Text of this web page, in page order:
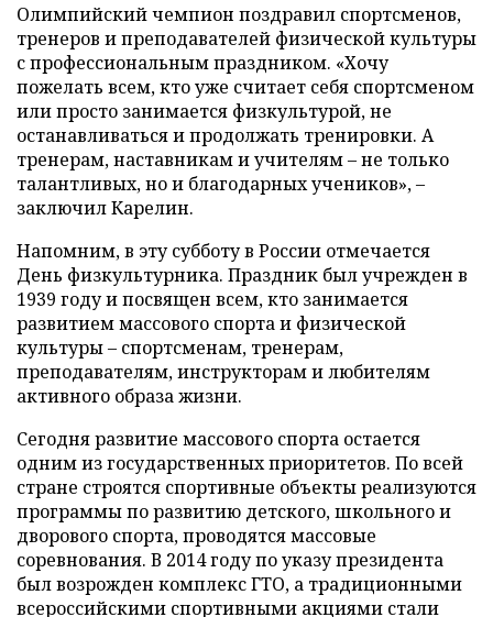
Олимпийский чемпион поздравил спортсменов,
тренеров и преподавателей физической культуры
с профессиональным праздником. «Хочу
пожелать всем, кто уже считает себя спортсменом
или просто занимается физкультурой, не
останавливаться и продолжать тренировки. А
тренерам, наставникам и учителям – не только
талантливых, но и благодарных учеников», –
заключил Карелин.
Напомним, в эту субботу в России отмечается
День физкультурника. Праздник был учрежден в
1939 году и посвящен всем, кто занимается
развитием массового спорта и физической
культуры – спортсменам, тренерам,
преподавателям, инструкторам и любителям
активного образа жизни.
Сегодня развитие массового спорта остается
одним из государственных приоритетов. По всей
стране строятся спортивные объекты реализуются
программы по развитию детского, школьного и
дворового спорта, проводятся массовые
соревнования. В 2014 году по указу президента
был возрожден комплекс ГТО, а традиционными
всероссийскими спортивными акциями стали